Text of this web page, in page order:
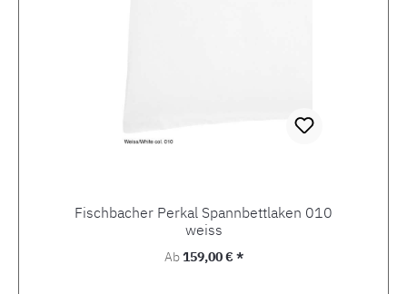
Fischbacher Perkal Spannbettlaken 010
weiss
Regulärer Preis:
Ab159,00 € *